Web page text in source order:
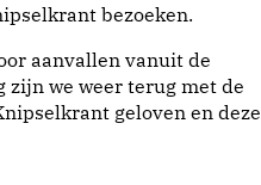
bezoeken.
aanvallen vanuit de
zijn we weer terug met de
geloven en deze